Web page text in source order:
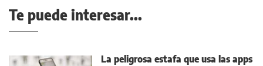
Te puede interesar...
La peligrosa estafa que usa las apps